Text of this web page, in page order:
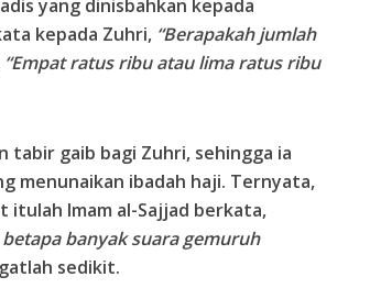
yang dinisbahkan kepada
kepada Zuhri, “Berapakah jumlah
“Empat ratus ribu atau lima ratus ribu
tabir gaib bagi Zuhri, sehingga ia
menunaikan ibadah haji. Ternyata,
itulah Imam al-Sajjad berkata,
banyak suara gemuruh
sedikit.